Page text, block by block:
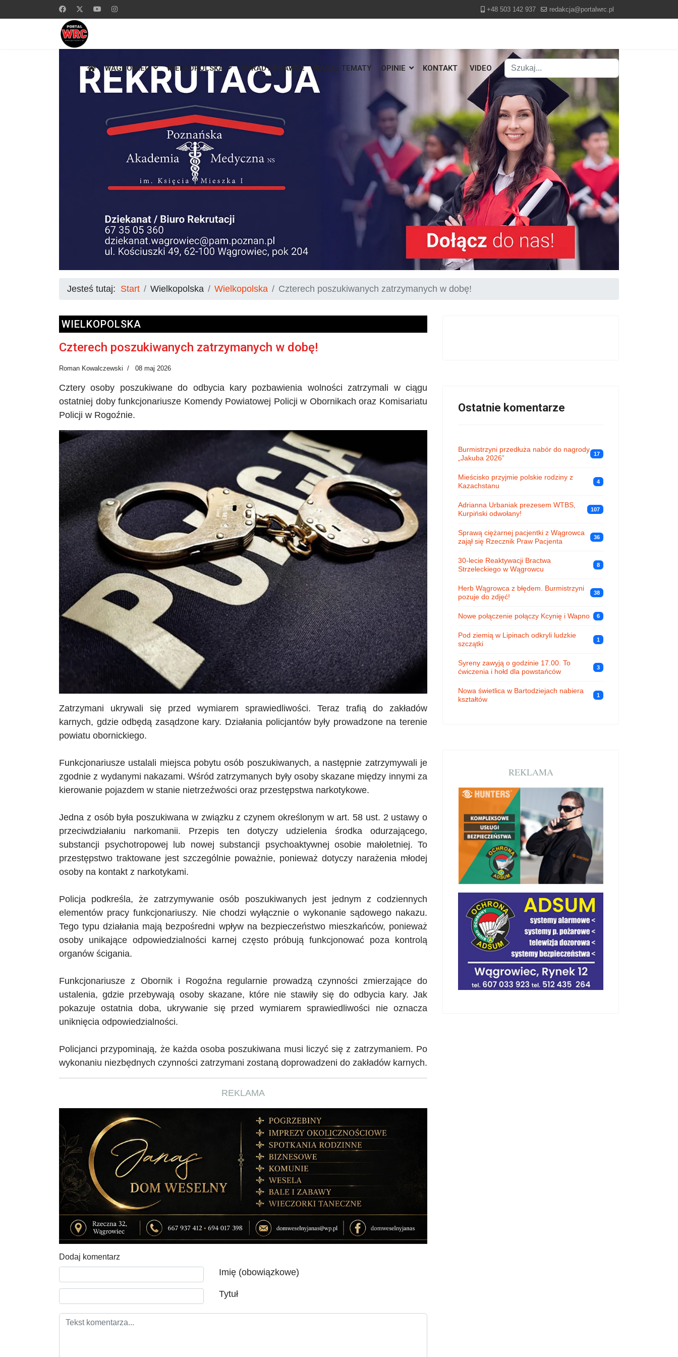
+48 503 142 937 redakcja@portalwrc.pl
WĄGROWIEC WIELKOPOLSKA PORADY PRAWNE WASZE TEMATY OPINIE KONTAKT VIDEO
Szukaj
Type 2 or more characters for results.
Jesteś tutaj: Start Wielkopolska Wielkopolska Czterech poszukiwanych zatrzymanych w dobę!
WIELKOPOLSKA
Czterech poszukiwanych zatrzymanych w dobę!
Roman Kowalczewski 08 maj 2026
Cztery osoby poszukiwane do odbycia kary pozbawienia wolności zatrzymali w ciągu
ostatniej doby funkcjonariusze Komendy Powiatowej Policji w Obornikach oraz Komisariatu
Policji w Rogoźnie.
Zatrzymani ukrywali się przed wymiarem sprawiedliwości. Teraz trafią do zakładów
karnych, gdzie odbędą zasądzone kary. Działania policjantów były prowadzone na terenie
powiatu obornickiego.
Funkcjonariusze ustalali miejsca pobytu osób poszukiwanych, a następnie zatrzymywali je
zgodnie z wydanymi nakazami. Wśród zatrzymanych były osoby skazane między innymi za
kierowanie pojazdem w stanie nietrzeźwości oraz przestępstwa narkotykowe.
Jedna z osób była poszukiwana w związku z czynem określonym w art. 58 ust. 2 ustawy o
przeciwdziałaniu narkomanii. Przepis ten dotyczy udzielenia środka odurzającego,
substancji psychotropowej lub nowej substancji psychoaktywnej osobie małoletniej. To
przestępstwo traktowane jest szczególnie poważnie, ponieważ dotyczy narażenia młodej
osoby na kontakt z narkotykami.
Policja podkreśla, że zatrzymywanie osób poszukiwanych jest jednym z codziennych
elementów pracy funkcjonariuszy. Nie chodzi wyłącznie o wykonanie sądowego nakazu.
Tego typu działania mają bezpośredni wpływ na bezpieczeństwo mieszkańców, ponieważ
osoby unikające odpowiedzialności karnej często próbują funkcjonować poza kontrolą
organów ścigania.
Funkcjonariusze z Obornik i Rogoźna regularnie prowadzą czynności zmierzające do
ustalenia, gdzie przebywają osoby skazane, które nie stawiły się do odbycia kary. Jak
pokazuje ostatnia doba, ukrywanie się przed wymiarem sprawiedliwości nie oznacza
uniknięcia odpowiedzialności.
Policjanci przypominają, że każda osoba poszukiwana musi liczyć się z zatrzymaniem. Po
wykonaniu niezbędnych czynności zatrzymani zostaną doprowadzeni do zakładów karnych.
REKLAMA
Dodaj komentarz
Imię (obowiązkowe)
Tytuł
Tekst komentarza
Ostatnie komentarze
Burmistrzyni przedłuża nabór do nagrody
„Jakuba 2026”
17
Mieścisko przyjmie polskie rodziny z
Kazachstanu
4
Adrianna Urbaniak prezesem WTBS,
Kurpiński odwołany!
107
Sprawą ciężarnej pacjentki z Wągrowca
zajął się Rzecznik Praw Pacjenta
36
30-lecie Reaktywacji Bractwa
Strzeleckiego w Wągrowcu
8
Herb Wągrowca z błędem. Burmistrzyni
pozuje do zdjęć!
38
Nowe połączenie połączy Kcynię i Wapno 6
Pod ziemią w Lipinach odkryli ludzkie
szczątki
1
Syreny zawyją o godzinie 17.00. To
ćwiczenia i hołd dla powstańców
3
Nowa świetlica w Bartodziejach nabiera
kształtów
1
REKLAMA